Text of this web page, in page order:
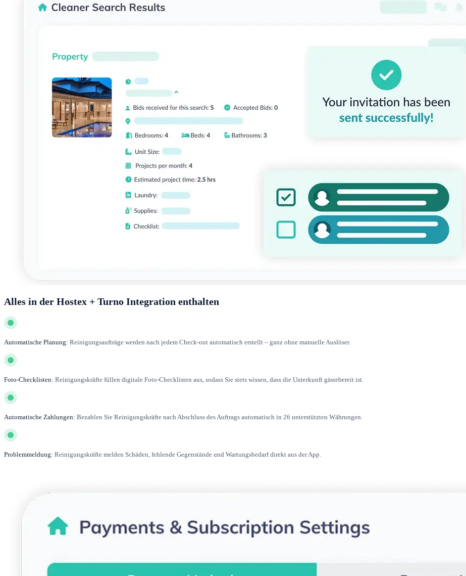
Alles in der Hostex + Turno Integration enthalten
Automatische Planung: Reinigungsaufträge werden nach jedem Check-out automatisch erstellt – ganz ohne manuelle Auslöser.
Foto-Checklisten: Reinigungskräfte füllen digitale Foto-Checklisten aus, sodass Sie stets wissen, dass die Unterkunft gästebereit ist.
Automatische Zahlungen: Bezahlen Sie Reinigungskräfte nach Abschluss des Auftrags automatisch in 26 unterstützten Währungen.
Problemmeldung: Reinigungskräfte melden Schäden, fehlende Gegenstände und Wartungsbedarf direkt aus der App.